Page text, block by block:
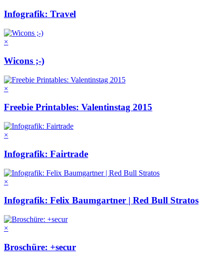
Infografik: Travel
×
Wicons ;-)
×
Freebie Printables: Valentinstag 2015
×
Infografik: Fairtrade
×
Infografik: Felix Baumgartner | Red Bull Stratos
×
Broschüre: +secur